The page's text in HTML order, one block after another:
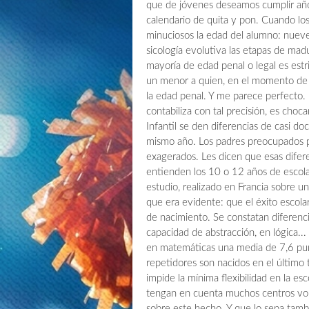
que de jóvenes deseamos cumplir
calendario de quita y pon. Cuando
minuciosos la edad del alumno:
sicología evolutiva las etapas de
mayoría de edad penal o legal es
un menor a quien, en el momento
la edad penal. Y me parece
contabiliza con tal precisión, es
Infantil se den diferencias de casi
mismo año. Los padres
exagerados. Les dicen que esas
entienden los 10 o 12 años de
estudio, realizado en Francia sobre
que era evidente: que el éxito
de nacimiento. Se constatan
capacidad de abstracción, en
en matemáticas una media de 7,6
repetidores son nacidos en el
impide la mínima flexibilidad en la
tengan en cuenta muchos centros